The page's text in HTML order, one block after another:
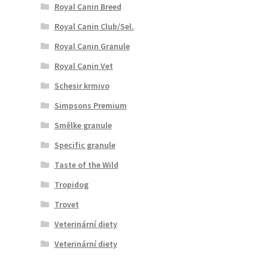
Royal Canin Breed
Royal Canin Club/Sel.
Royal Canin Granule
Royal Canin Vet
Schesir krmivo
Simpsons Premium
Smělke granule
Specific granule
Taste of the Wild
Tropidog
Trovet
Veterinární diety
Veterinární diety